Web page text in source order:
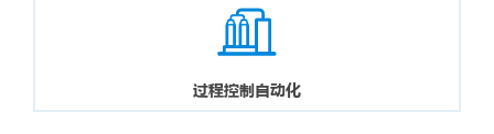
过程控制自动化